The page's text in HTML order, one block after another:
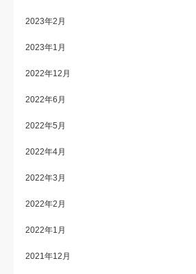
2023年2月
2023年1月
2022年12月
2022年6月
2022年5月
2022年4月
2022年3月
2022年2月
2022年1月
2021年12月